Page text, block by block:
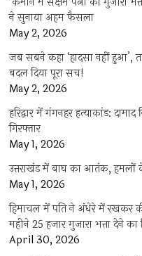
ने सुनाया अहम फैसला
May 2, 2026
जब सबने कहा ‘हादसा नहीं
बदल दिया पूरा सच!
May 2, 2026
हरिद्वार में गंगनहर हत्याकांड:
गिरफ्तार
May 1, 2026
उत्तराखंड में बाघ का आतंक, हमलों
May 1, 2026
हिमाचल में पति ने अंधेरे में रखकर
महीने 25 हजार गुजारा भत्ता देने
April 30, 2026